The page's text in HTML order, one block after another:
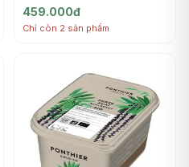
Cassis, Frozen Sugared
Blackcurrant, 2.2 lbs (1kg) -
459.000đ
Chỉ còn 2 sản phẩm